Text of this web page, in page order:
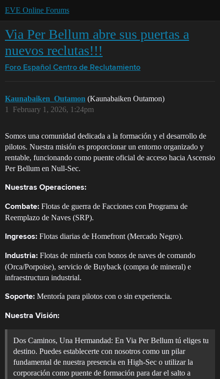
EVE Online Forums
Via Per Bellum abre sus puertas a
nuevos reclutas!!!
Foro Español Centro de Reclutamiento
Kaunabaiken_Outamon (Kaunabaiken Outamon)
February 1, 2026, 1:24pm
1
Somos una comunidad dedicada a la formación y el desarrollo de
pilotos. Nuestra misión es proporcionar un entorno organizado y
rentable, funcionando como puente oficial de acceso hacia Ascensio
Per Bellum en Null-Sec.
Nuestras Operaciones:
Combate: Flotas de guerra de Facciones con Programa de
Reemplazo de Naves (SRP).
Ingresos: Flotas diarias de Homefront (Mercado Negro).
Industria: Flotas de minería con bonos de naves de comando
(Orca/Porpoise), servicio de Buyback (compra de mineral) e
infraestructura industrial.
Soporte: Mentoría para pilotos con o sin experiencia.
Nuestra Visión:
Dos Caminos, Una Hermandad: En Via Per Bellum tú eliges tu
destino. Puedes establecerte con nosotros como un pilar
fundamental de nuestra presencia en High-Sec o utilizar la
corporación como puente de formación para dar el salto a